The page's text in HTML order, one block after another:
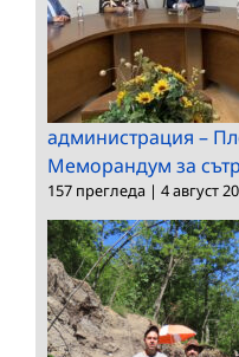
администрация –
Меморандум за
157 прегледа | 4 август